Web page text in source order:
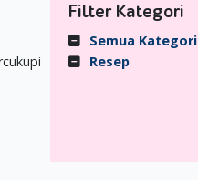
Filter Kategori
Semua Kategori
Resep